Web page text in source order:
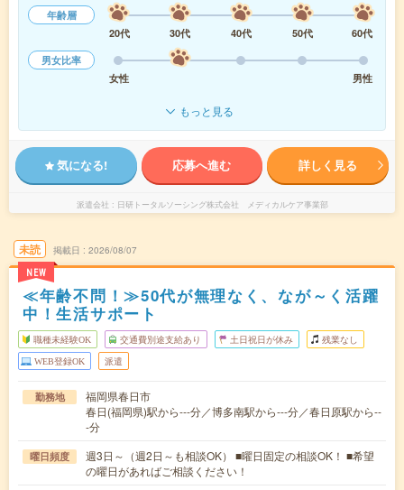
年齢層
20代
30代 40代 50代
60代
男女比率
女性
男性
もっと見る
気になる! 応募へ進む 詳しく見る
派遣会社 日研トータルソーシング株式会社 メディカルケア事業部
未読
NEW
掲載日 2026/08/07
≪年齢不問！≫50代が無理なく、なが～く活躍
中！生活サポート
職種未経験OK 交通費別途支給あり 土日祝日が休み 残業なし
WEB登録OK 派遣
勤務地
福岡県春日市
春日(福岡県)駅から---分／博多南駅から---分／春日原駅から--
-分
曜日頻度
週3日～（週2日～も相談OK） ■曜日固定の相談OK！ ■希望
の曜日があればご相談ください！